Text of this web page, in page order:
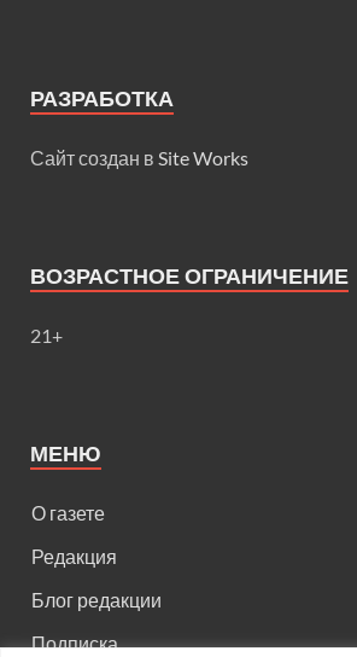
РАЗРАБОТКА
Сайт создан в Site Works
ВОЗРАСТНОЕ ОГРАНИЧЕНИЕ
21+
МЕНЮ
О газете
Редакция
Блог редакции
Подписка